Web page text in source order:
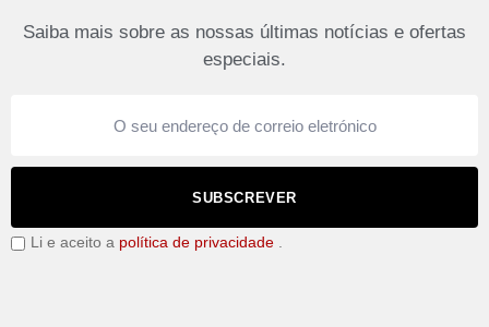
Saiba mais sobre as nossas últimas notícias e ofertas
especiais.
SUBSCREVER
Li e aceito a política de privacidade .